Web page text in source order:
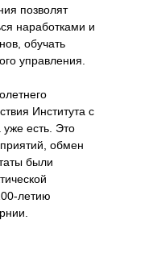
позволят
наработками и
обучать
управления.
Института с
есть. Это
обмен
были
летию